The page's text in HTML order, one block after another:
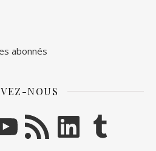
abonnés
NOUS
Flux RSSLinkedIn Tumblr